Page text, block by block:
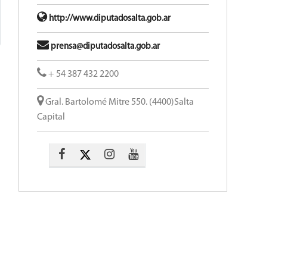
http://www.diputadosalta.gob.ar
prensa@diputadosalta.gob.ar
+ 54 387 432 2200
Gral. Bartolomé Mitre 550. (4400)Salta
Capital